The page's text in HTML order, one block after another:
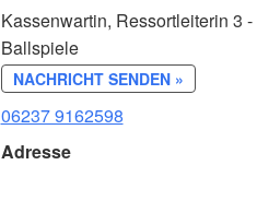
Kassenwartin, Ressortleiterin 3 -
Ballspiele
NACHRICHT SENDEN »
06237 9162598
Adresse